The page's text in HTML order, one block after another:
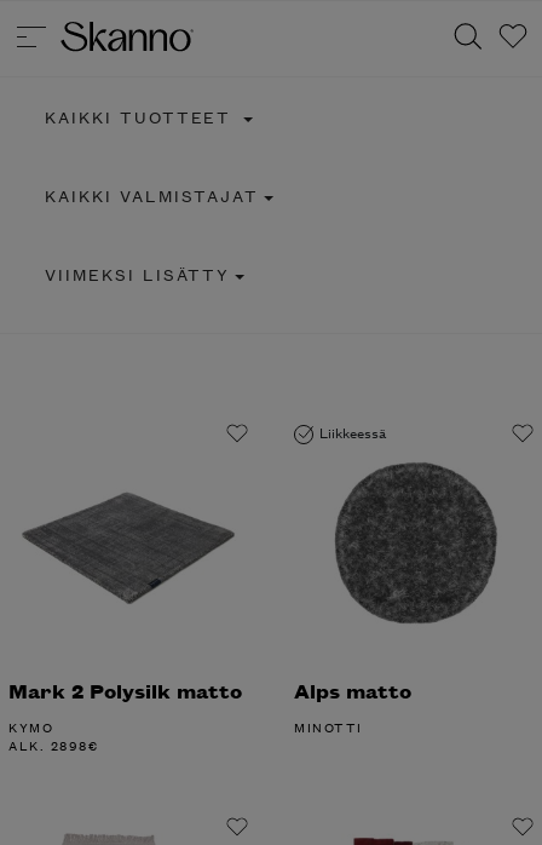
KAIKKI TUOTTEET
KAIKKI VALMISTAJAT
VIIMEKSI LISÄTTY
Mark 2 Polysilk matto
KYMO
ALK. 2898€
Liikkeessä
Alps matto
MINOTTI